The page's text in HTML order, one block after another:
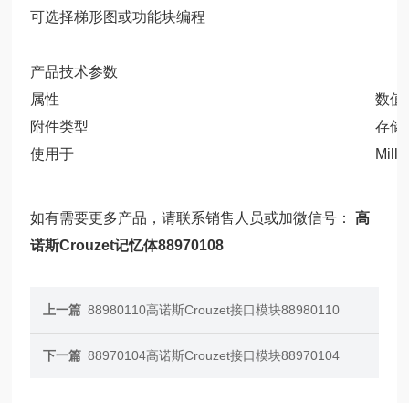
可选择梯形图或功能块编程
产品技术参数
属性
数值
附件类型
存储
使用于
如有需要更多产品，请联系销售人员或加微信号：高
诺斯Crouzet记忆体88970108
上一篇 88980110高诺斯Crouzet接口模块88980110
下一篇 88970104高诺斯Crouzet接口模块88970104